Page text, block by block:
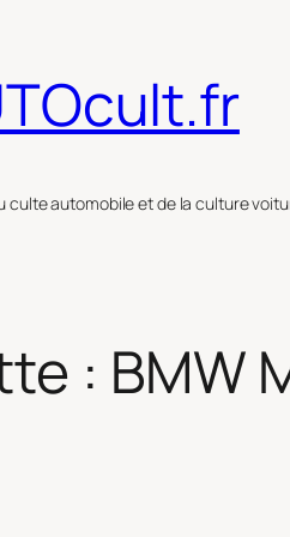
culte automobile et de la culture
: BMW